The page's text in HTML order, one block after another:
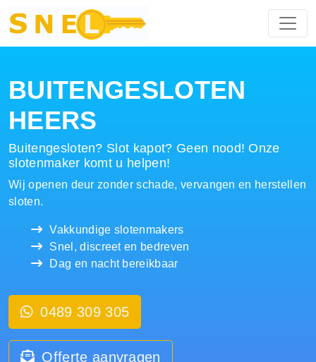
Hoofdnavigatie
BUITENGESLOTEN
HEERS
Buitengesloten? Slot kapot? Geen nood! Onze
slotenmaker komt u helpen!
Wij openen deur zonder schade, vervangen en herstellen
sloten.
Vakkundige slotenmakers
Snel, discreet en bedreven
Dag en nacht bereikbaar
0489 309 305
Offerte aanvragen